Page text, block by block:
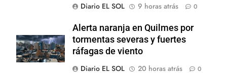
Diario EL SOL
9 horas atrás 0
Alerta naranja en Quilmes por
tormentas severas y fuertes
ráfagas de viento
Diario EL SOL
20 horas atrás 0